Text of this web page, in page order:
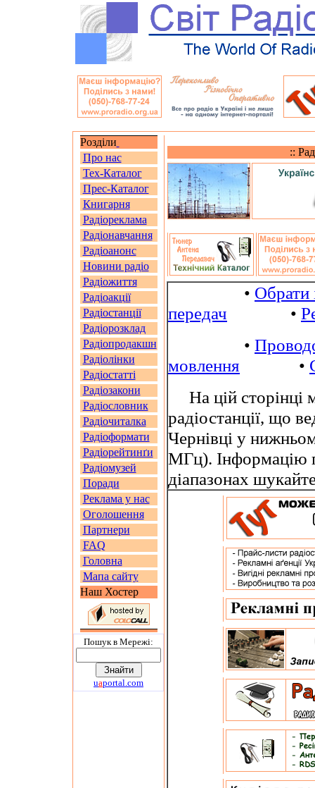
Розділи
Про нас
Тех-Каталог
Прес-Каталог
Книгарня
Радіореклама
Радіонавчання
Радіоанонс
Новини радіо
Радіожиття
Радіоакції
Радіостанції
Радіорозклад
Радіопродакшн
Радіолінки
Радіостатті
Радіозакони
Радіословник
Радіочиталка
Радіоформати
Радіорейтинґи
Радіомузей
Поради
Реклама у нас
Оголошення
Партнери
FAQ
Головна
Мапа сайту
Наш Хостер
Пошук в Мережi:
uaportal.com
::
• Обрати
передач •
•
мовлення •
На цій сторінці
радіостанції, що
Чернівці у
МГц). Інформацію
діапазонах